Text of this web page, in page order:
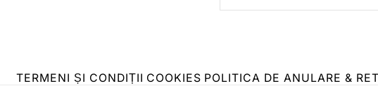
TERMENI ȘI CONDIȚII COOKIES POLITICA DE ANULARE &